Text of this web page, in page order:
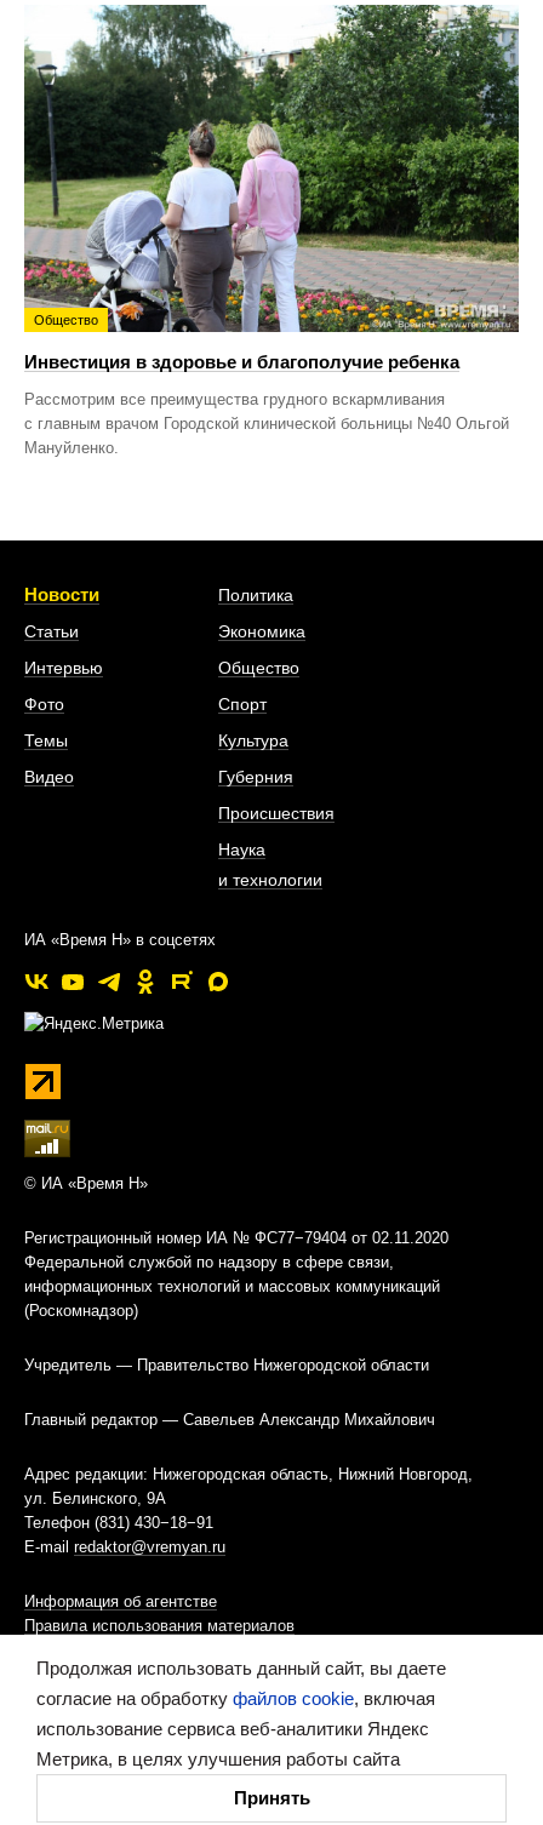
Общество
Инвестиция в здоровье и благополучие ребенка
Рассмотрим все преимущества грудного вскармливания
с главным врачом Городской клинической больницы №40 Ольгой
Мануйленко.
Новости
Статьи
Интервью
Фото
Темы
Видео
Политика
Экономика
Общество
Спорт
Культура
Губерния
Происшествия
Наука
и технологии
ИА «Время Н» в соцсетях
© ИА «Время Н»
Регистрационный номер ИА № ФС77−79404 от 02.11.2020
Федеральной службой по надзору в сфере связи,
информационных технологий и массовых коммуникаций
(Роскомнадзор)
Учредитель — Правительство Нижегородской области
Главный редактор — Савельев Александр Михайлович
Адрес редакции: Нижегородская область, Нижний Новгород,
ул. Белинского, 9А
Телефон (831) 430−18−91
E-mail redaktor@vremyan.ru
Информация об агентстве
Правила использования материалов
Информационная политика использования «cookies»-файлов
Ресурс содержит материалы 16+
Продолжая использовать данный сайт, вы даете
согласие на обработку файлов cookie, включая
использование сервиса веб-аналитики Яндекс
Метрика, в целях улучшения работы сайта
Принять